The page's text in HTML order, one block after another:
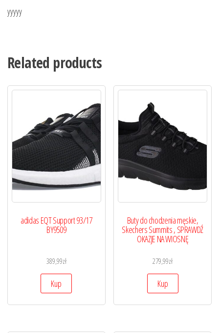
yyyyy
Related products
adidas EQT Support 93/17
BY9509
389,99zł
Kup
Buty do chodzenia męskie,
Skechers Summits , SPRAWDŹ
OKAZJE NA WIOSNĘ
279,99zł
Kup